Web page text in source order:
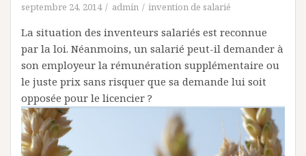
septembre 24, 2014 admin invention de salarié
La situation des inventeurs salariés est reconnue
par la loi. Néanmoins, un salarié peut-il demander à
son employeur la rémunération supplémentaire ou
le juste prix sans risquer que sa demande lui soit
opposée pour le licencier ?